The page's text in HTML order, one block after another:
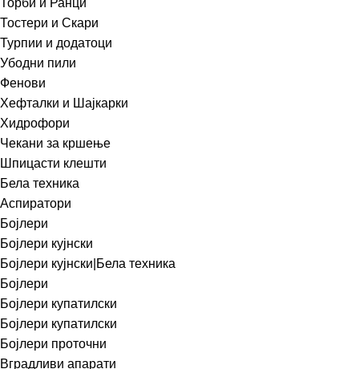
Тостери и Скари
Турпии и додатоци
Убодни пили
Фенови
Хефталки и Шајкарки
Хидрофори
Чекани за кршење
Шпицасти клешти
Бела техника
Аспиратори
Бојлери
Бојлери кујнски
Бојлери кујнски|Бела техника
Бојлери
Бојлери купатилски
Бојлери купатилски
Бојлери проточни
Вградливи апарати